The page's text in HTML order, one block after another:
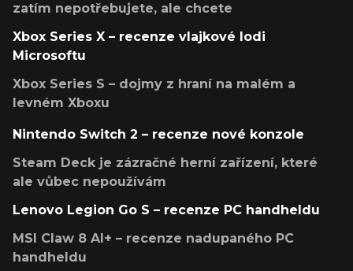
zatím nepotřebujete, ale chcete
Xbox Series X – recenze vlajkové lodi
Microsoftu
Xbox Series S – dojmy z hraní na malém a
levném Xboxu
Nintendo Switch 2 – recenze nové konzole
Steam Deck je zázračné herní zařízení, které
ale vůbec nepoužívám
Lenovo Legion Go S – recenze PC handheldu
MSI Claw 8 AI+ – recenze nadupaného PC
handheldu